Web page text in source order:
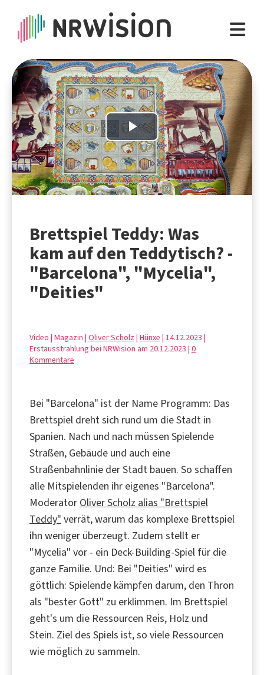
Play
Video
Brettspiel Teddy: Was
kam auf den Teddytisch? -
"Barcelona", "Mycelia",
"Deities"
Video | Magazin | Oliver Scholz| Hünxe | 14.12.2023 |
Erstausstrahlung bei NRWision am 20.12.2023 | 0
Kommentare
Bei "Barcelona" ist der Name Programm: Das
Brettspiel dreht sich rund um die Stadt in
Spanien. Nach und nach müssen Spielende
Straßen, Gebäude und auch eine
Straßenbahnlinie der Stadt bauen. So schaffen
alle Mitspielenden ihr eigenes "Barcelona".
Moderator Oliver Scholz alias "Brettspiel
Teddy" verrät, warum das komplexe Brettspiel
ihn weniger überzeugt. Zudem stellt er
"Mycelia" vor - ein Deck-Building-Spiel für die
ganze Familie. Und: Bei "Deities" wird es
göttlich: Spielende kämpfen darum, den Thron
als "bester Gott" zu erklimmen. Im Brettspiel
geht's um die Ressourcen Reis, Holz und
Stein. Ziel des Spiels ist, so viele Ressourcen
wie möglich zu sammeln.